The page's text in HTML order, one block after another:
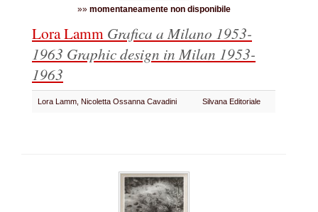
»» momentaneamente non disponibile
Lora Lamm Grafica a Milano 1953-
1963 Graphic design in Milan 1953-
1963
Lora Lamm, Nicoletta Ossanna Cavadini Silvana Editoriale